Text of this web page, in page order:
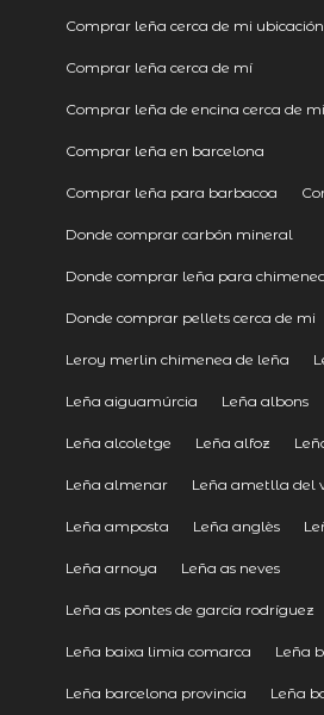
Comprar leña cerca de mi ubicación
Comprar leña cerca de mí
Comprar leña de encina cerca de mi
Comprar leña en barcelona
Comprar leña para barbacoa
Donde comprar carbón mineral
Donde comprar leña para
Donde comprar pellets cerca de mi
Leroy merlin chimenea de leña
Leña aiguamúrcia Leña albons
Leña alcoletge Leña alfoz
Leña almenar Leña ametlla del
Leña amposta Leña anglès
Leña arnoya Leña as neves
Leña as pontes de garcía rodríguez
Leña baixa limia comarca Leña
Leña barcelona provincia Leña